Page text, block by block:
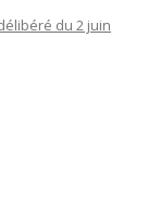
du 2 juin